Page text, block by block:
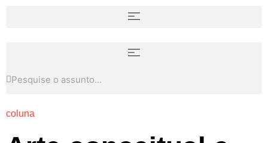
coluna